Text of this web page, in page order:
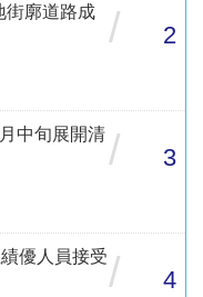
廓道路成
/ 2
中旬展開清 / 3
優人員接受/ 4